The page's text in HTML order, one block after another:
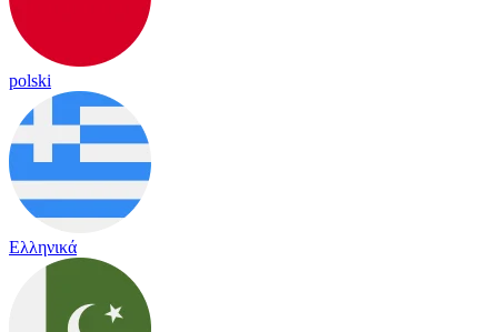
polski
Ελληνικά